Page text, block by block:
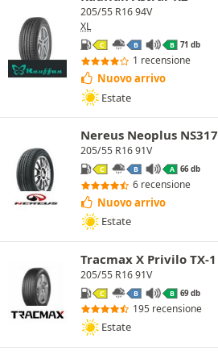
205/55 R16 94V
XL
C B B 71 db
1 recensione
Nuovo arrivo
Estate
Nereus Neoplus NS317
205/55 R16 91V
C B A 66 db
6 recensione
Nuovo arrivo
Estate
Tracmax X Privilo TX-1
205/55 R16 91V
C B B 69 db
195 recensione
Estate